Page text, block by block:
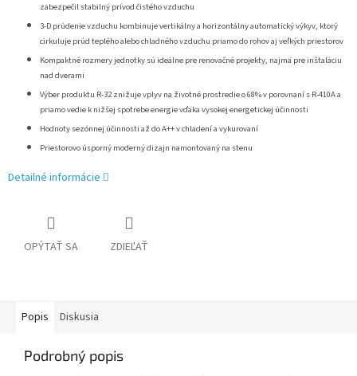
zabezpečil stabilný prívod čistého vzduchu
3-D prúdenie vzduchu kombinuje vertikálny a horizontálny automatický výkyv, ktorý
cirkuluje prúd teplého alebo chladného vzduchu priamo do rohov aj veľkých priestorov
Kompaktné rozmery jednotky sú ideálne pre renovačné projekty, najmä pre inštaláciu
nad dverami
Výber produktu R-32 znižuje vplyv na životné prostredie o 68% v porovnaní s R-410A a
priamo vedie k nižšej spotrebe energie vďaka vysokej energetickej účinnosti
Hodnoty sezónnej účinnosti až do A++ v chladení a vykurovaní
Priestorovo úsporný moderný dizajn namontovaný na stenu
Detailné informácie
OPÝTAŤ SA ZDIEĽAŤ
Popis Diskusia
Podrobný popis